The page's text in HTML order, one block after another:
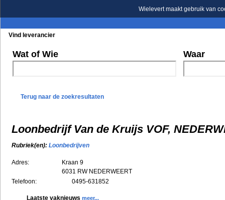
Wielevert maakt gebruik van
Vind leverancier
Wat of Wie Waar
Terug naar de zoekresultaten
Loonbedrijf Van de Kruijs VOF,
Rubriek(en): Loonbedrijven
Adres:
Kraan 9
6031 RW NEDERWEERT
Telefoon:
0495-631852
Laatste vaknieuws meer...